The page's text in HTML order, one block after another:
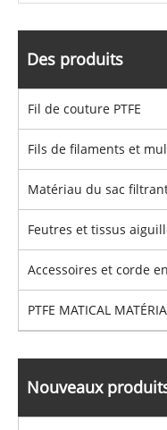
Des produits
Fil de couture PTFE
Fils de filaments et
Matériau du sac
Feutres et tissus
Accessoires et corde en
PTFE MATICAL
Nouveaux